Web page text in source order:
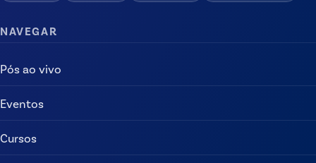
NAVEGAR
Pós ao vivo
Eventos
Cursos